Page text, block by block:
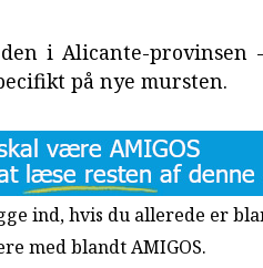
i Alicante-provinsen
på nye mursten.
ind, hvis du allerede er
med blandt AMIGOS.